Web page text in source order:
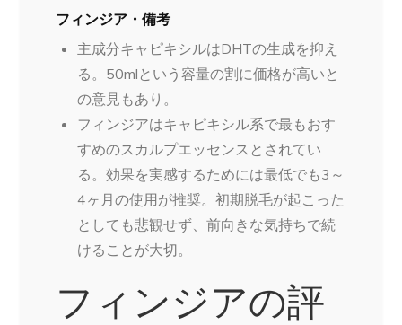
フィンジア・備考
主成分キャピキシルはDHTの生成を抑え
る。50mlという容量の割に価格が高いと
の意見もあり。
フィンジアはキャピキシル系で最もおす
すめのスカルプエッセンスとされてい
る。効果を実感するためには最低でも3～
4ヶ月の使用が推奨。初期脱毛が起こった
としても悲観せず、前向きな気持ちで続
けることが大切。
フィンジアの評